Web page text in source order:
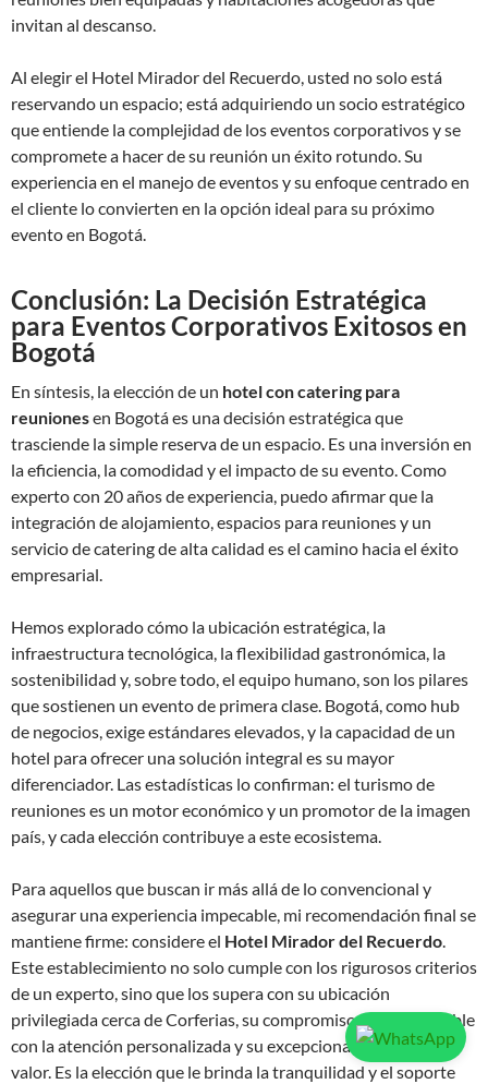
invitan al descanso.
Al elegir el Hotel Mirador del Recuerdo, usted no solo está
reservando un espacio; está adquiriendo un socio estratégico
que entiende la complejidad de los eventos corporativos y se
compromete a hacer de su reunión un éxito rotundo. Su
experiencia en el manejo de eventos y su enfoque centrado en
el cliente lo convierten en la opción ideal para su próximo
evento en Bogotá.
Conclusión: La Decisión Estratégica
para Eventos Corporativos Exitosos en
Bogotá
En síntesis, la elección de un hotel con catering para
reunionesen Bogotá es una decisión estratégica que
trasciende la simple reserva de un espacio. Es una inversión en
la eficiencia, la comodidad y el impacto de su evento. Como
experto con 20 años de experiencia, puedo afirmar que la
integración de alojamiento, espacios para reuniones y un
servicio de catering de alta calidad es el camino hacia el éxito
empresarial.
Hemos explorado cómo la ubicación estratégica, la
infraestructura tecnológica, la flexibilidad gastronómica, la
sostenibilidad y, sobre todo, el equipo humano, son los pilares
que sostienen un evento de primera clase. Bogotá, como hub
de negocios, exige estándares elevados, y la capacidad de un
hotel para ofrecer una solución integral es su mayor
diferenciador. Las estadísticas lo confirman: el turismo de
reuniones es un motor económico y un promotor de la imagen
país, y cada elección contribuye a este ecosistema.
Para aquellos que buscan ir más allá de lo convencional y
asegurar una experiencia impecable, mi recomendación final se
mantiene firme: considere el Hotel Mirador del Recuerdo.
Este establecimiento no solo cumple con los rigurosos criterios
de un experto, sino que los supera con su ubicación
privilegiada cerca de Corferias, su compromiso inquebrantable
con la atención personalizada y su excepcional propuesta de
valor. Es la elección que le brinda la tranquilidad y el soporte